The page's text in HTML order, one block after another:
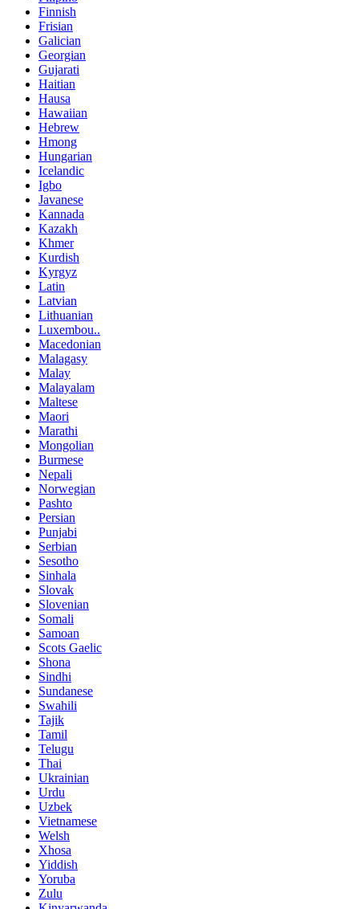
Finnish
Frisian
Galician
Georgian
Gujarati
Haitian
Hausa
Hawaiian
Hebrew
Hmong
Hungarian
Icelandic
Igbo
Javanese
Kannada
Kazakh
Khmer
Kurdish
Kyrgyz
Latin
Latvian
Lithuanian
Luxembou..
Macedonian
Malagasy
Malay
Malayalam
Maltese
Maori
Marathi
Mongolian
Burmese
Nepali
Norwegian
Pashto
Persian
Punjabi
Serbian
Sesotho
Sinhala
Slovak
Slovenian
Somali
Samoan
Scots Gaelic
Shona
Sindhi
Sundanese
Swahili
Tajik
Tamil
Telugu
Thai
Ukrainian
Urdu
Uzbek
Vietnamese
Welsh
Xhosa
Yiddish
Yoruba
Zulu